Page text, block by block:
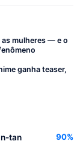
mulheres — e o
ganha teaser,
tan 90%